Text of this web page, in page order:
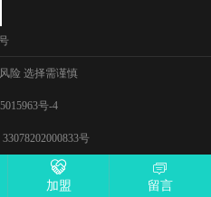
险 选择需谨慎
号-4
号
加盟 留言